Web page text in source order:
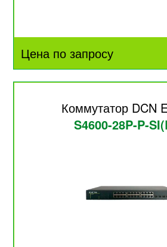
Цена по запросу
Коммутатор DCN
S4600-28P-P-